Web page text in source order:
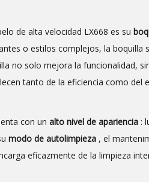
de alta velocidad LX668 es su
o estilos complejos, la
no solo mejora la funcionalidad,
tanto de la eficiencia como del
con un alto nivel de apariencia :
modo de autolimpieza , el
eficazmente de la limpieza